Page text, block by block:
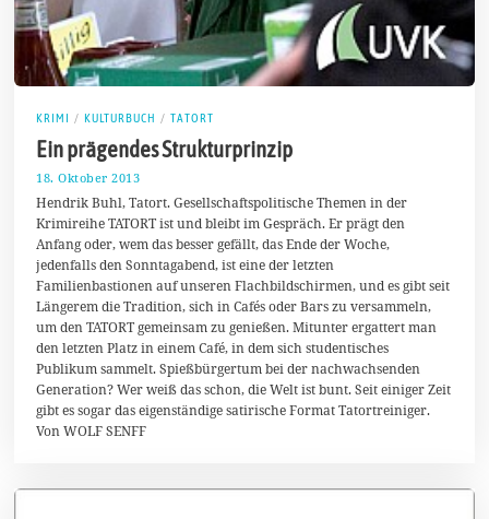
KRIMI / KULTURBUCH / TATORT
Ein prägendes Strukturprinzip
18. Oktober 2013
F
e
b
r
a
r
2
0
1
4
Hendrik Buhl, Tatort. Gesellschaftspolitische Themen in der
Krimireihe TATORT ist und bleibt im Gespräch. Er prägt den
Anfang oder, wem das besser gefällt, das Ende der Woche,
jedenfalls den Sonntagabend, ist eine der letzten
Familienbastionen auf unseren Flachbildschirmen, und es gibt seit
Längerem die Tradition, sich in Cafés oder Bars zu versammeln,
um den TATORT gemeinsam zu genießen. Mitunter ergattert man
den letzten Platz in einem Café, in dem sich studentisches
Publikum sammelt. Spießbürgertum bei der nachwachsenden
Generation? Wer weiß das schon, die Welt ist bunt. Seit einiger Zeit
gibt es sogar das eigenständige satirische Format Tatortreiniger.
Von WOLF SENFF